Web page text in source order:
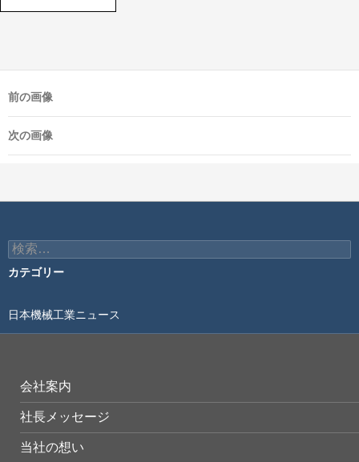
前の画像
次の画像
検
索:
カテゴリー
日本機械工業ニュース
会社案内
社長メッセージ
当社の想い